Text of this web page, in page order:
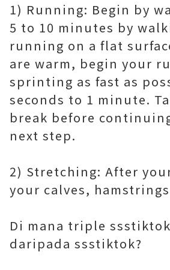
1) Running: Begin by
5 to 10 minutes by
running on a flat
are warm, begin your
sprinting as fast as
seconds to 1 minute.
break before
next step.
2) Stretching: After
your calves, hamstrings
Di mana triple
daripada ssstiktok?